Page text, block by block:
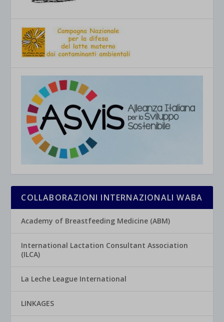
COLLABORAZIONI INTERNAZIONALI WABA
Academy of Breastfeeding Medicine (ABM)
International Lactation Consultant Association
(ILCA)
La Leche League International
LINKAGES